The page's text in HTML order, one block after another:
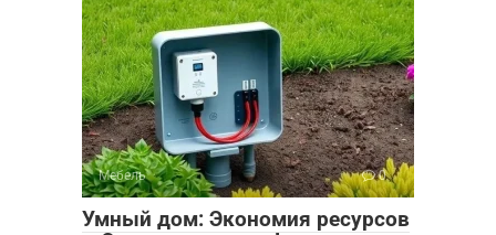
Мебель 0
Умный дом: Экономия ресурсов